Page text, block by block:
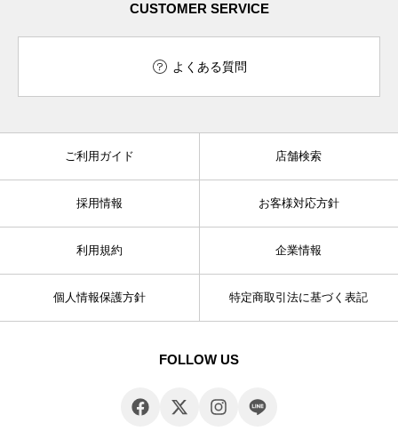
CUSTOMER SERVICE
よくある質問
ご利用ガイド 店舗検索
採用情報 お客様対応方針
利用規約 企業情報
個人情報保護方針 特定商取引法に基づく表記
FOLLOW US